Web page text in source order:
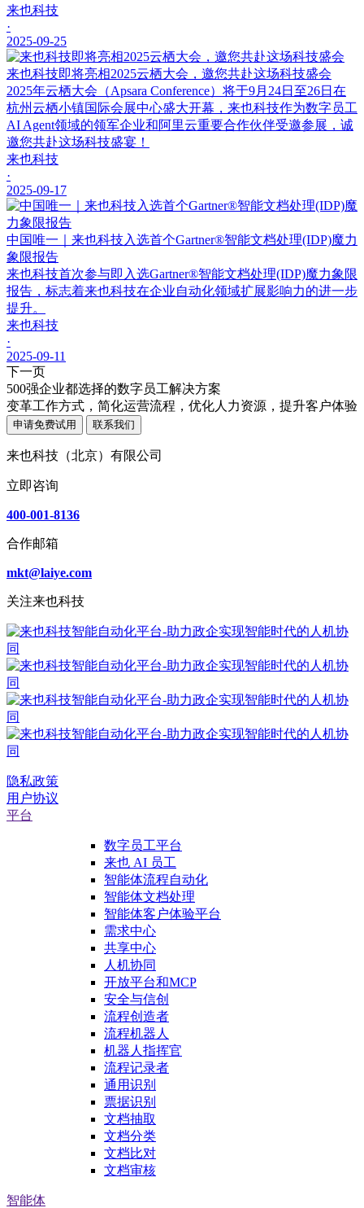
来也科技
·
2025-09-25
来也科技即将亮相2025云栖大会，邀您共赴这场科技盛会
2025年云栖大会（Apsara Conference）将于9月24日至26日在
杭州云栖小镇国际会展中心盛大开幕，来也科技作为数字员工
AI Agent领域的领军企业和阿里云重要合作伙伴受邀参展，诚
邀您共赴这场科技盛宴！
来也科技
·
2025-09-17
中国唯一｜来也科技入选首个Gartner®智能文档处理(IDP)魔力
象限报告
来也科技首次参与即入选Gartner®智能文档处理(IDP)魔力象限
报告，标志着来也科技在企业自动化领域扩展影响力的进一步
提升。
来也科技
·
2025-09-11
下一页
500强企业都选择的数字员工解决方案
变革工作方式，简化运营流程，优化人力资源，提升客户体验
申请免费试用 联系我们
来也科技（北京）有限公司
立即咨询
400-001-8136
合作邮箱
mkt@laiye.com
关注来也科技
隐私政策
用户协议
平台
数字员工平台
来也 AI 员工
智能体流程自动化
智能体文档处理
智能体客户体验平台
需求中心
共享中心
人机协同
开放平台和MCP
安全与信创
流程创造者
流程机器人
机器人指挥官
流程记录者
通用识别
票据识别
文档抽取
文档分类
文档比对
文档审核
智能体